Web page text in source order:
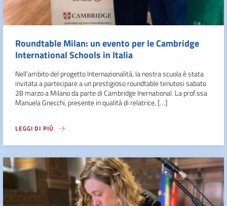
Roundtable Milan: un evento per le Cambridge
International Schools in Italia
Nell’ambito del progetto Internazionalità, la nostra scuola è stata
invitata a partecipare a un prestigioso roundtable tenutosi sabato
28 marzo a Milano da parte di Cambridge Inernational. La prof.ssa
Manuela Gnecchi, presente in qualità di relatrice, […]
LEGGI DI PIÙ